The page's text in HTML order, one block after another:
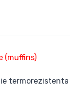
(muffins)
termorezistenta